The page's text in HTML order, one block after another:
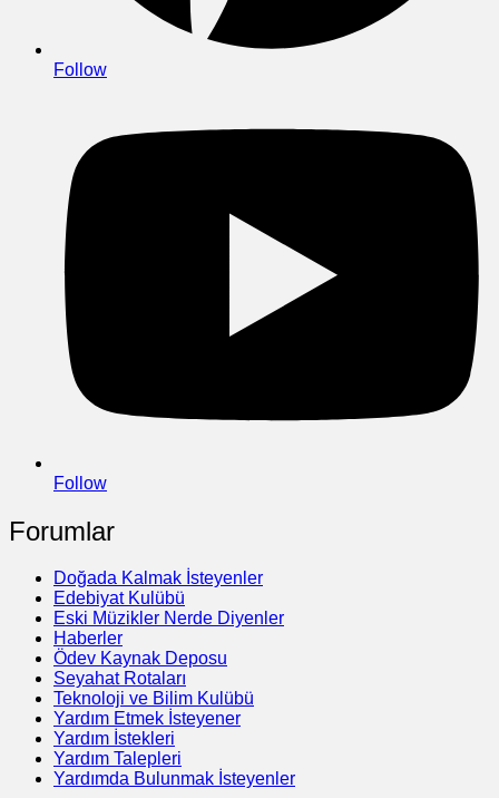
Follow
Follow
Forumlar
Doğada Kalmak İsteyenler
Edebiyat Kulübü
Eski Müzikler Nerde Diyenler
Haberler
Ödev Kaynak Deposu
Seyahat Rotaları
Teknoloji ve Bilim Kulübü
Yardım Etmek İsteyener
Yardım İstekleri
Yardım Talepleri
Yardımda Bulunmak İsteyenler